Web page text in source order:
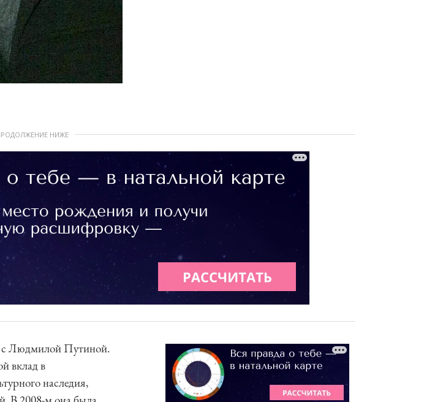
НИЖЕ
с Людмилой Путиной.
вклад в
наследия,